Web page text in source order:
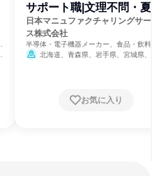
サポート職|文理不問・
用スタート
日本マニュファクチャリングサ
ス株式会社
半導体・電子機器メーカー、食品・飲
カー、人材派遣・職業紹介
北海道、青森県、岩手県、宮城県
野県、岐阜県、静岡県、愛知県、三重
賀県、京都府、大阪府、兵庫県、奈良
お気に入り